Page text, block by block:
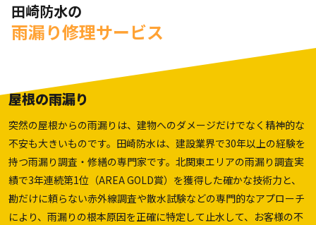
田崎防水の
雨漏り修理サービス
屋根の雨漏り
突然の屋根からの雨漏りは、建物へのダメージだけでなく精神的な
不安も大きいものです。田崎防水は、建設業界で30年以上の経験を
持つ雨漏り調査・修繕の専門家です。北関東エリアの雨漏り調査実
績で3年連続第1位（AREA GOLD賞）を獲得した確かな技術力と、
勘だけに頼らない赤外線調査や散水試験などの専門的なアプローチ
により、雨漏りの根本原因を正確に特定して止水して、お客様の不